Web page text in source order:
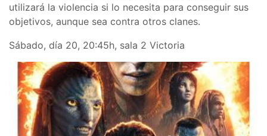
utilizará la violencia si lo necesita para conseguir sus
objetivos, aunque sea contra otros clanes.
Sábado, día 20, 20:45h, sala 2 Victoria